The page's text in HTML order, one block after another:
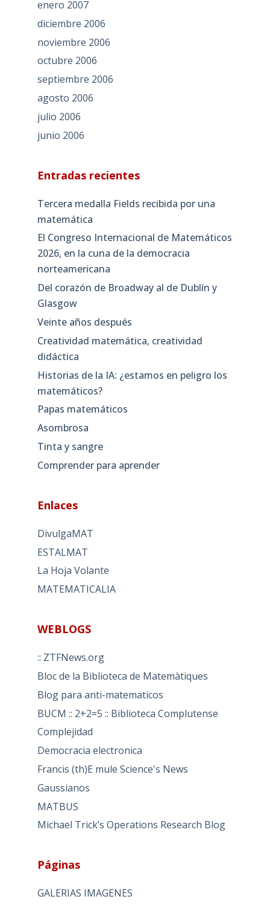
enero 2007
diciembre 2006
noviembre 2006
octubre 2006
septiembre 2006
agosto 2006
julio 2006
junio 2006
Entradas recientes
Tercera medalla Fields recibida por una
matemática
El Congreso Internacional de Matemáticos
2026, en la cuna de la democracia
norteamericana
Del corazón de Broadway al de Dublín y
Glasgow
Veinte años después
Creatividad matemática, creatividad
didáctica
Historias de la IA: ¿estamos en peligro los
matemáticos?
Papas matemáticos
Asombrosa
Tinta y sangre
Comprender para aprender
Enlaces
DivulgaMAT
ESTALMAT
La Hoja Volante
MATEMATICALIA
WEBLOGS
:: ZTFNews.org
Bloc de la Biblioteca de Matemàtiques
Blog para anti-matematicos
BUCM :: 2+2=5 :: Biblioteca Complutense
Complejidad
Democracia electronica
Francis (th)E mule Science's News
Gaussianos
MATBUS
Michael Trick’s Operations Research Blog
Páginas
GALERIAS IMAGENES